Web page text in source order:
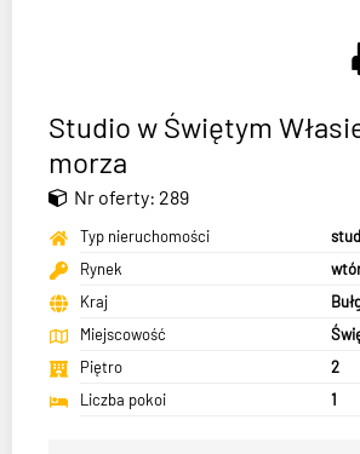
Studio w Świętym
morza
Nr oferty: 289
Typ nieruchomości
Rynek
Kraj
Miejscowość
Piętro
2
Liczba pokoi
1